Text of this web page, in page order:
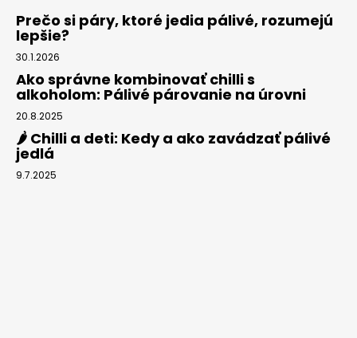
Prečo si páry, ktoré jedia pálivé, rozumejú
lepšie?
30.1.2026
Ako správne kombinovať chilli s
alkoholom: Pálivé párovanie na úrovni
20.8.2025
🌶️ Chilli a deti: Kedy a ako zavádzať pálivé
jedlá
9.7.2025